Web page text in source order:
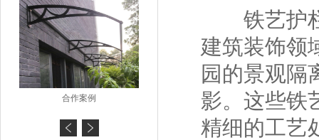
合作案例 合作案例
铁艺护栏
建筑装饰领
园的景观隔
影。这些铁
精细的工艺